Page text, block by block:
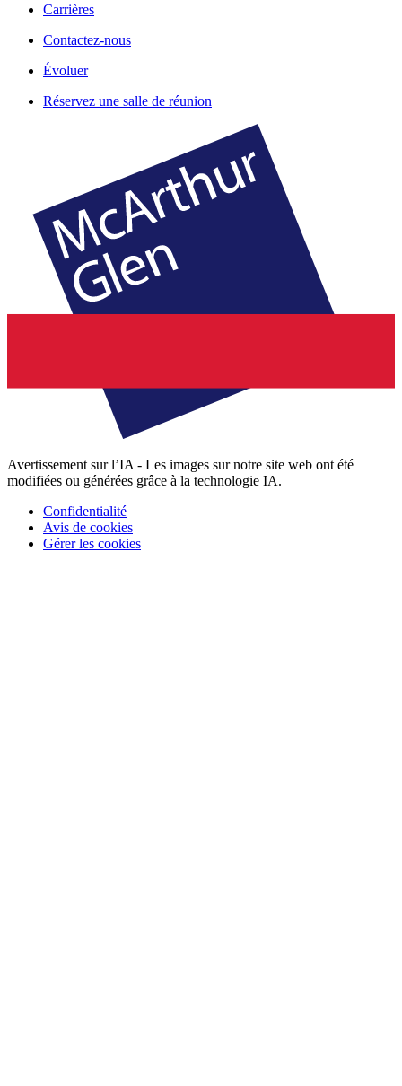
Carrières
Contactez-nous
Évoluer
Réservez une salle de réunion
Avertissement sur l’IA - Les images sur notre site web ont été
modifiées ou générées grâce à la technologie IA.
Confidentialité
Avis de cookies
Gérer les cookies